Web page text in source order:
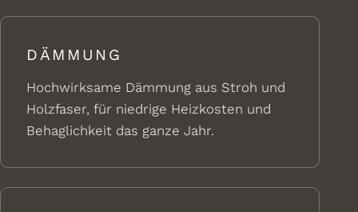
DÄMMUNG
Hochwirksame Dämmung aus Stroh und
Holzfaser, für niedrige Heizkosten und
Behaglichkeit das ganze Jahr.